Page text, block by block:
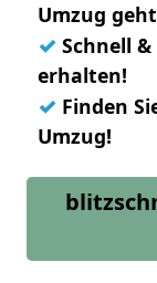
Umzug
✓ Schnell
erhalten!
✓ Finden
Umzug!